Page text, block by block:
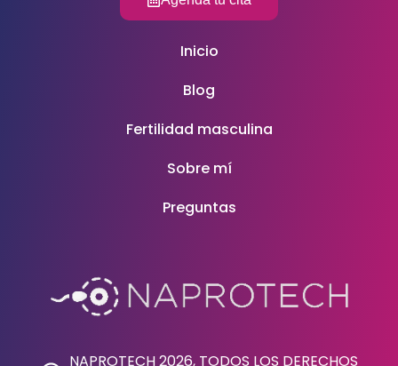
NAPROTECH 2026, TODOS LOS DERECHOS
Inicio
Blog
Fertilidad masculina
Sobre mí
Preguntas